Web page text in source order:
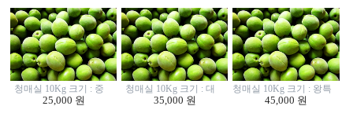
청매실 10Kg 크기 : 중
25,000 원
청매실 10Kg 크기 : 대
35,000 원
청매실 10Kg 크기 : 왕특대
45,000 원